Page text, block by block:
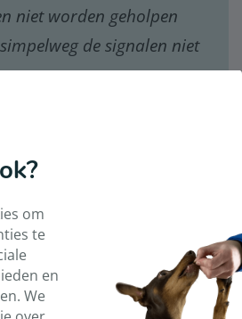
niet worden geholpen
de signalen niet
vrijheid én
een alternatief dat steeds
door gedragsdeskundigen,
om
te
en
We